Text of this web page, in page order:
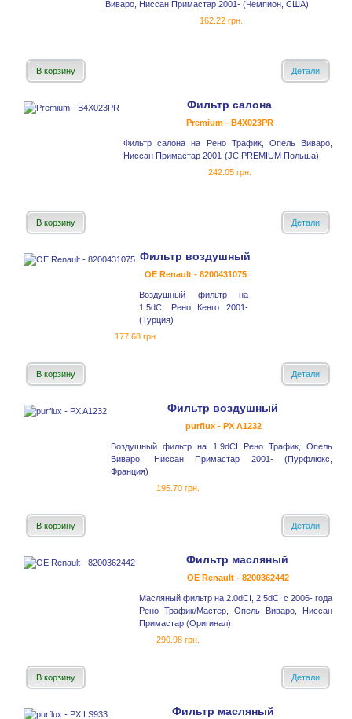
Виваро, Ниссан Примастар 2001- (Чемпион, США)
162.22 грн.
В корзину Детали
Фильтр салона
Premium - B4X023PR
Фильтр салона на Рено Трафик, Опель Виваро,
Ниссан Примастар 2001-(JC PREMIUM Польша)
242.05 грн.
В корзину Детали
Фильтр воздушный
OE Renault - 8200431075
Воздушный фильтр на
1.5dCI Рено Кенго 2001-
(Турция)
177.68 грн.
В корзину Детали
Фильтр воздушный
purflux - PX A1232
Воздушный фильтр на 1.9dCI Рено Трафик, Опель
Виваро, Ниссан Примастар 2001- (Пурфлюкс,
Франция)
195.70 грн.
В корзину Детали
Фильтр масляный
OE Renault - 8200362442
Масляный фильтр на 2.0dCI, 2.5dCI с 2006- года
Рено Трафик/Мастер, Опель Виваро, Ниссан
Примастар (Оригинал)
290.98 грн.
В корзину Детали
Фильтр масляный